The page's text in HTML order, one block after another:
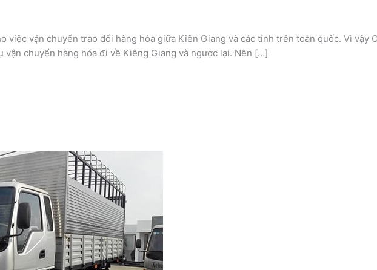
việc vận chuyển trao đổi hàng hóa giữa Kiên Giang và các tỉnh trên toàn quốc. Vì vậy
chuyển hàng hóa đi về Kiêng Giang và ngược lại. Nên […]